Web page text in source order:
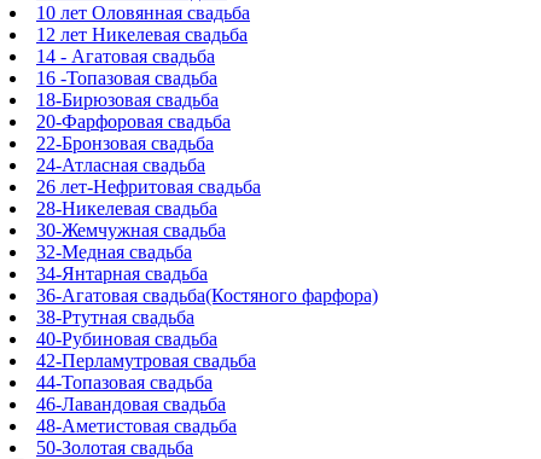
10 лет Оловянная свадьба
12 лет Никелевая свадьба
14 - Агатовая свадьба
16 -Топазовая свадьба
18-Бирюзовая свадьба
20-Фарфоровая свадьба
22-Бронзовая свадьба
24-Атласная свадьба
26 лет-Нефритовая свадьба
28-Никелевая свадьба
30-Жемчужная свадьба
32-Медная свадьба
34-Янтарная свадьба
36-Агатовая свадьба(Костяного фарфора)
38-Ртутная свадьба
40-Рубиновая свадьба
42-Перламутровая свадьба
44-Топазовая свадьба
46-Лавандовая свадьба
48-Аметистовая свадьба
50-Золотая свадьба